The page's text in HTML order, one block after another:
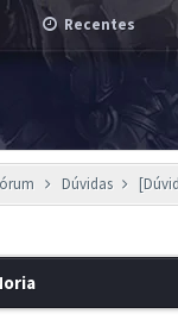
Recentes
Dúvidas